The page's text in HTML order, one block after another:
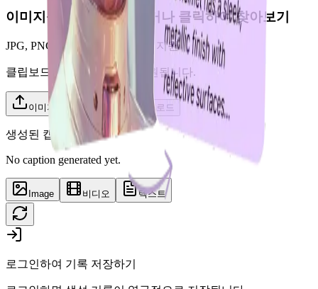
이미지를 여기에 드롭하거나 클릭하여 찾아보기
JPG, PNG, WEBP(최대 10MB) 지원
클립보드에서 붙여넣기가 지원됩니다.
이미지 선택 라이브러리에서 로드
생성된 캡션
No caption generated yet.
Image 비디오 텍스트
로그인하여 기록 저장하기